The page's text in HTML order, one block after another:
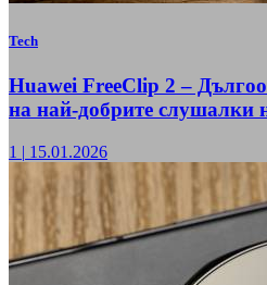
Tech
Huawei FreeClip 2 –
на най-добрите
1 | 15.01.2026